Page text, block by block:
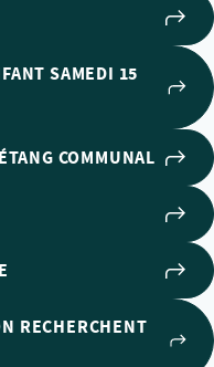
SAMEDI 15
COMMUNAL
RECHERCHENT